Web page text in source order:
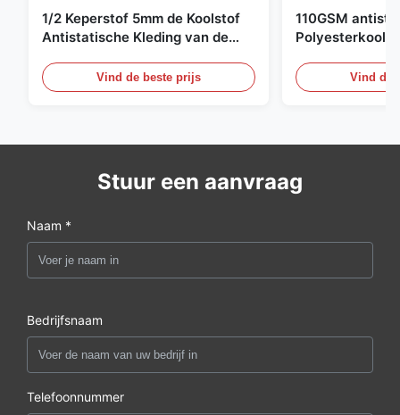
1/2 Keperstof 5mm de Koolstof
Antistatische Kleding van de
Vind de beste prijs
110GSM
Vind de
Stuur een aanvraag
Naam *
Bedrijfsnaam
Telefoonnummer